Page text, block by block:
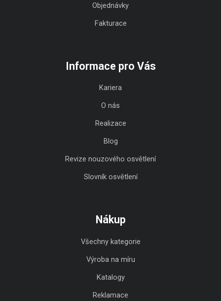
Objednávky
Fakturace
Informace pro Vás
Kariera
O nás
Realizace
Blog
Revize nouzového osvětlení
Slovník osvětlení
Nákup
Všechny kategorie
Výroba na míru
Katalogy
Reklamace